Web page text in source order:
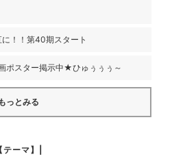
！！第40期スタート
スター掲示中★ひゅぅぅぅ～
もっとみる
【テーマ】|